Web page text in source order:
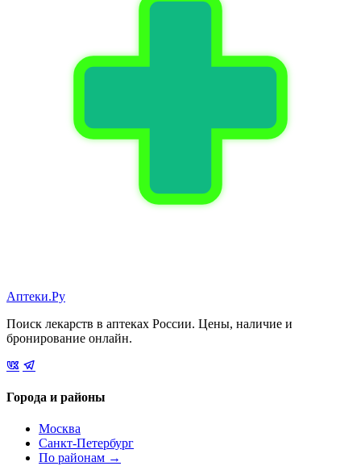
Аптеки.Ру
Поиск лекарств в аптеках России. Цены, наличие и
бронирование онлайн.
Города и районы
Москва
Санкт-Петербург
По районам →